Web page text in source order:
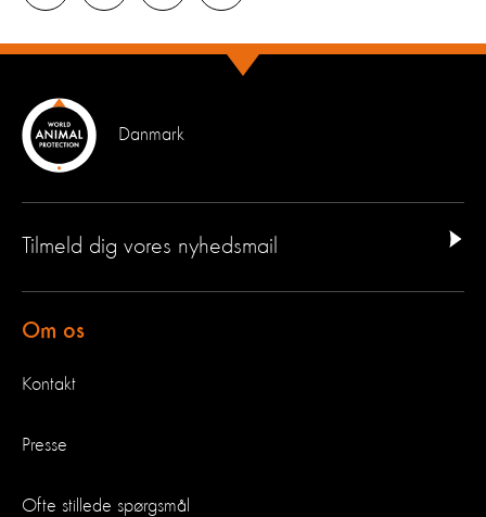
Danmark
Tilmeld dig vores nyhedsmail
Om os
Kontakt
Presse
Ofte stillede spørgsmål